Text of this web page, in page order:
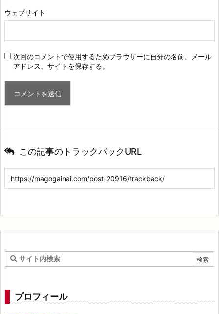
ウェブサイト
次回のコメントで使用するためブラウザーに自分の名前、メール
アドレス、サイトを保存する。
この記事のトラックバックURL
プロフィール